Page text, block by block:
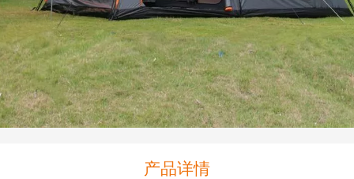
两房一厅帐篷
产品详情